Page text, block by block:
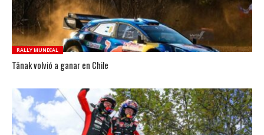
RALLY MUNDIAL
Tänak volvió a ganar en Chile